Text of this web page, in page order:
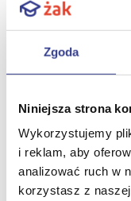
Zgoda
Niniejsza strona
Wykorzystujemy
i reklam, aby
analizować ruch w
korzystasz z
Praktyczne
pracy.
liczyć na
Dyplom
ceniony
za granicą.